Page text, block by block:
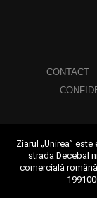
CONTACT
Ziarul „Unirea”
strada Decebal
comercială